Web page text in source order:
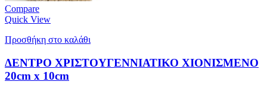
Compare
Quick View
Προσθήκη στο καλάθι
ΔΕΝΤΡΟ ΧΡΙΣΤΟΥΓΕΝΝΙΑΤΙΚΟ ΧΙΟΝΙΣΜΕΝΟ
20cm x 10cm